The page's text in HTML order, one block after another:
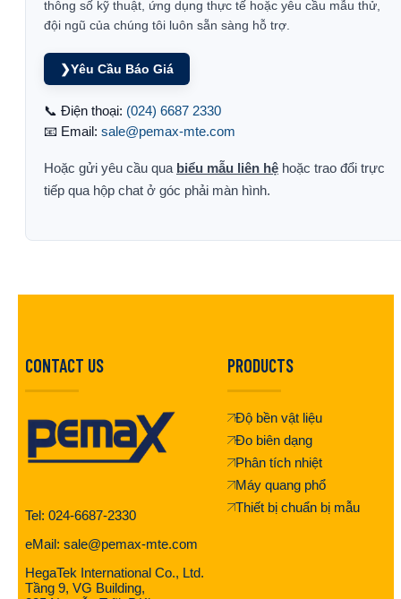
thông số kỹ thuật, ứng dụng thực tế hoặc yêu cầu mẫu thử,
đội ngũ của chúng tôi luôn sẵn sàng hỗ trợ.
❯Yêu Cầu Báo Giá
📞 Điện thoại: (024) 6687 2330
📧 Email: sale@pemax-mte.com
Hoặc gửi yêu cầu qua biểu mẫu liên hệ hoặc trao đổi trực
tiếp qua hộp chat ở góc phải màn hình.
CONTACT US
Tel: 024-6687-2330
eMail: sale@pemax-mte.com
HegaTek International Co., Ltd.
Tầng 9, VG Building,
PRODUCTS
Độ bền vật liệu
Đo biên dạng
Phân tích nhiệt
Máy quang phổ
Thiết bị chuẩn bị mẫu